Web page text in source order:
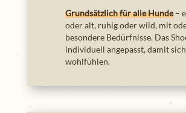
Grundsätzlich für alle Hunde–
oder alt, ruhig oder wild, mit
besondere Bedürfnisse. Das
individuell angepasst, damit
wohlfühlen.